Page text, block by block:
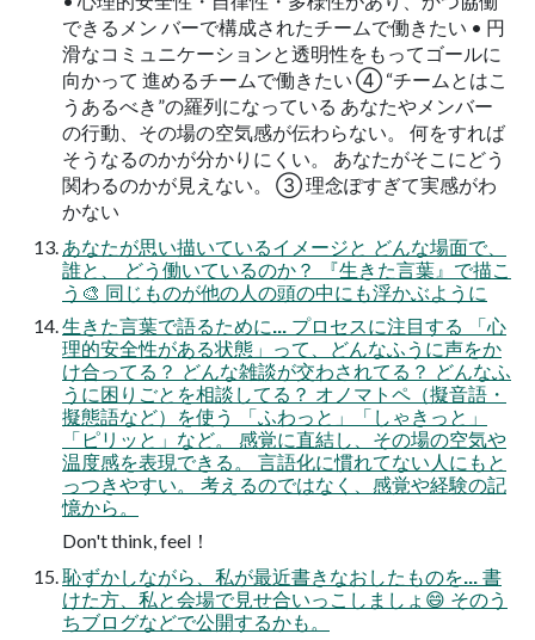
できるメン バーで構成されたチームで働きたい • 円
滑なコミュニケーションと透明性をもってゴールに
向かって 進めるチームで働きたい ④ “チームとはこ
うあるべき”の羅列になっている あなたやメンバー
の行動、その場の空気感が伝わらない。 何をすれば
そうなるのかが分かりにくい。 あなたがそこにどう
関わるのかが見えない。 ③ 理念ぽすぎて実感がわ
かない
あなたが思い描いているイメージと どんな場面で、
誰と、 どう働いているのか？ 『生きた言葉』で描こ
う🎨 同じものが他の人の頭の中にも浮かぶように
生きた言葉で語るために... プロセスに注目する 「心
理的安全性がある状態」って、どんなふうに声をか
け合ってる？ どんな雑談が交わされてる？ どんなふ
うに困りごとを相談してる？ オノマトペ（擬音語・
擬態語など）を使う 「ふわっと」「しゃきっと」
「ピリッと」など。 感覚に直結し、その場の空気や
温度感を表現できる。 言語化に慣れてない人にもと
っつきやすい。 考えるのではなく、感覚や経験の記
憶から。
Don't think, feel！
恥ずかしながら、私が最近書きなおしたものを... 書
けた方、私と会場で見せ合いっこしましょ😄 そのう
ちブログなどで公開するかも。